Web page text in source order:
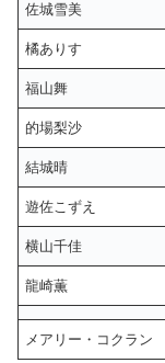
佐城雪美
橘ありす
福山舞
的場梨沙
結城晴
遊佐こずえ
横山千佳
龍崎薫
メアリー・コクラン